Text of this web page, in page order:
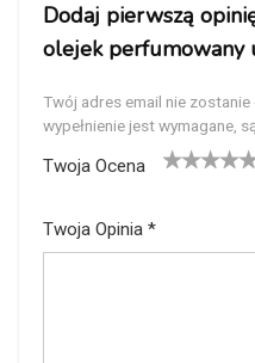
Dodaj pierwszą
olejek perfumowany
Twój adres email nie zostanie
wypełnienie jest wymagane,
Twoja Ocena
Twoja Opinia *